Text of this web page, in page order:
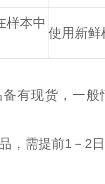
样本中
使用新鲜
有现货，一
，需提前1－2